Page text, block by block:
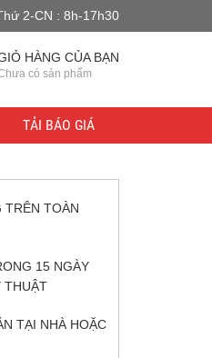
2-CN : 8h-17h30
HÀNG CỦA BẠN
có sản phẩm
TẢI BÁO GIÁ
TRÊN TOÀN
15 NGÀY
THUẬT
TẠI NHÀ HOẶC